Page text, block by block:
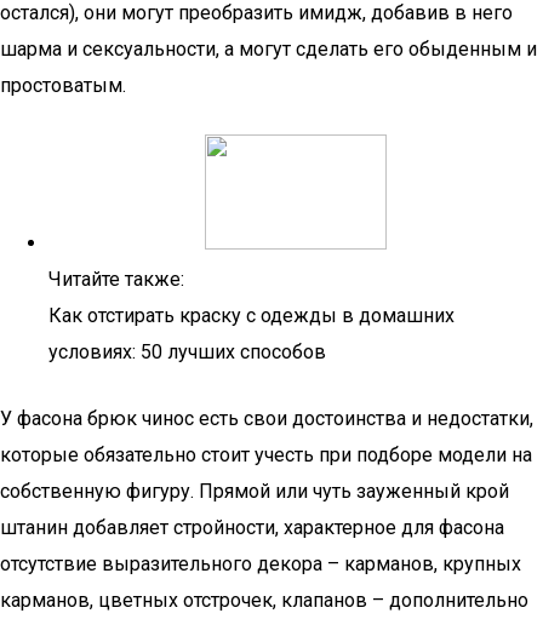
остался), они могут преобразить имидж, добавив в него
шарма и сексуальности, а могут сделать его обыденным и
простоватым.
Читайте также:
Как отстирать краску с одежды в домашних
условиях: 50 лучших способов
У фасона брюк чинос есть свои достоинства и недостатки,
которые обязательно стоит учесть при подборе модели на
собственную фигуру. Прямой или чуть зауженный крой
штанин добавляет стройности, характерное для фасона
отсутствие выразительного декора – карманов, крупных
карманов, цветных отстрочек, клапанов – дополнительно